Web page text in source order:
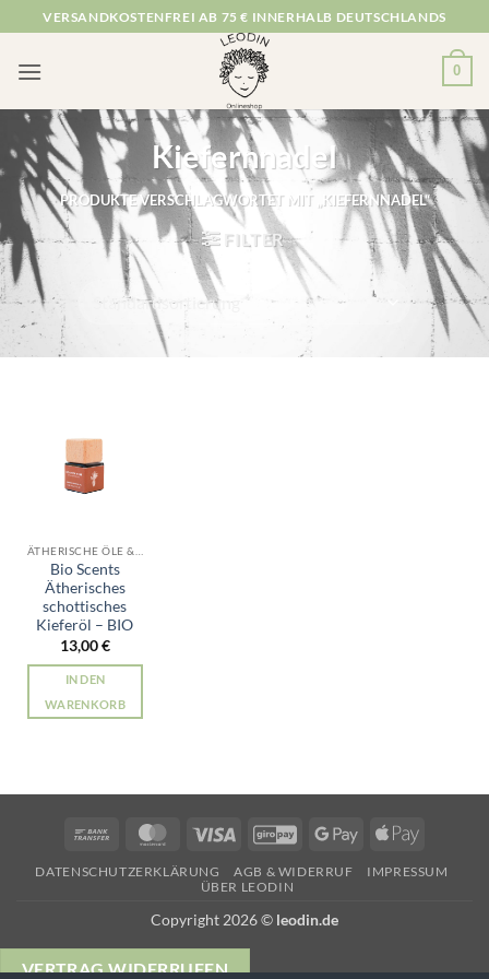
Inhalt
springen
VERSANDKOSTENFREI AB 75 € INNERHALB DEUTSCHLANDS
0
Kiefernnadel
PRODUKTE VERSCHLAGWORTET MIT „KIEFERNNADEL“
FILTER
ÄTHERISCHE ÖLE & RÄUCHERWERK
Bio Scents
Ätherisches
schottisches
Kieferöl – BIO
13,00€
IN DEN
WARENKORB
Bank
MasterCardVisa GiroPay Google
Apple
DATENSCHUTZERKLÄRUNG AGB & WIDERRUF
IMPRESSUM
ÜBER LEODIN
Copyright 2026 © leodin.de
VERTRAG WIDERRUFEN